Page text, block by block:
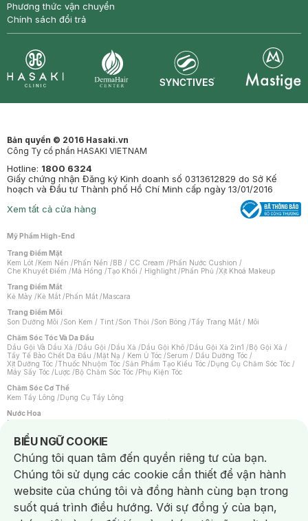
Phương thức vận chuyển
Chính sách đổi trả
Bản quyền © 2016 Hasaki.vn
Công Ty cổ phần HASAKI VIETNAM
Hotline: 1800 6324
Giấy chứng nhận Đăng ký Kinh doanh số 0313612829 do Sở Kế
hoạch và Đầu tư Thành phố Hồ Chí Minh cấp ngày 13/01/2016
Xem tất cả cửa hàng
Mỹ Phẩm High-End
Trang Điểm Mặt
Kem Lót /Kem Nền /Phấn Nền /BB / CC Cream /Phấn Nước Cushion /
Che Khuyết Điểm /Má Hồng /Tạo Khối / Highlight /Phấn Phủ /Xịt Khoá Makeup
Trang Điểm Mắt
Kẻ Mày /Kẻ Mắt /Phấn Mắt /Mascara
Trang Điểm Môi
Son Dưỡng Môi /Son Kem / Tint /Son Thỏi /Son Bóng /Tẩy Trang Mắt / Môi
Chăm Sóc Tóc Và Da Đầu
Dầu Gội Và Dầu Xả /Dầu Gội /Dầu Xả /Dầu Gội Khô /Dầu Gội Xả 2in1 /Bộ Gội Xả /
Tẩy Tế Bào Chết Da Đầu /Mặt Nạ / Kem Ủ Tóc /Serum / Dầu Dưỡng Tóc /
Xịt Dưỡng Tóc /Thuốc Nhuộm Tóc /Sản Phẩm Tạo Kiểu Tóc /Dụng Cụ Chăm Sóc Tóc /
Máy Sấy Tóc /Lược /Bộ Chăm Sóc Tóc /Phụ Kiện Tóc
Chăm Sóc Cơ Thể
Kem Tẩy Lông /Dụng Cụ Tẩy Lông
Nước Hoa
Nước Hoa Nữ
Chăm Sóc Cá Nhân
Chống Muỗi /Khẩu Trang /Máy Massage/Mặt Nạ Xông Hơi /Nước Rửa Tay/
Sản Phẩm Chăm Sóc Khác /Bàn Chải Đánh Răng /Bàn Chải Điện/
Hỗ Trợ Trắng Răng/Kem Đánh Răng /Máy Tăm Nước/ Nước Súc Miệng/
Tăm / Chỉ Nha Khoa/ Xịt Thơm Miệng / Dung Dịch Vệ Sinh/Dưỡng Vùng Kín/
Khăn Ướt Vệ Sinh Vùng Kín/Băng Vệ Sinh/Tampon/Bọt Cạo Râu /Dao Cạo Râu/
Máy Cạo Râu
Vấn Đề Về Da
BIỂU NGỮ COOKIE
Notice about cookies usage
Chúng tôi quan tâm đến quyền riêng tư của bạn.
Chúng tôi sử dụng các cookie cần thiết để vận hành
website của chúng tôi và đồng hành cùng bạn trong
suốt quá trình điều hướng. Với sự đồng ý của bạn,